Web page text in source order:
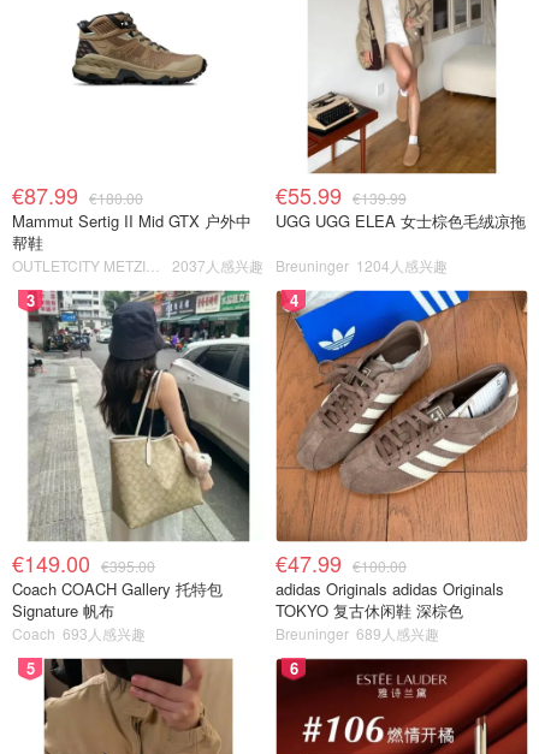
€87.99 €180.00
Mammut Sertig II Mid GTX 户外中
帮鞋
2037人感兴趣
€55.99 €139.99
UGG UGG ELEA 女士棕色毛绒凉拖
Breuninger 1204人感兴趣
3
€149.00 €395.00
Coach COACH Gallery 托特包
Signature 帆布
Coach 693人感兴趣
4
€47.99 €100.00
adidas Originals adidas Originals
TOKYO 复古休闲鞋 深棕色
Breuninger 689人感兴趣
5 6